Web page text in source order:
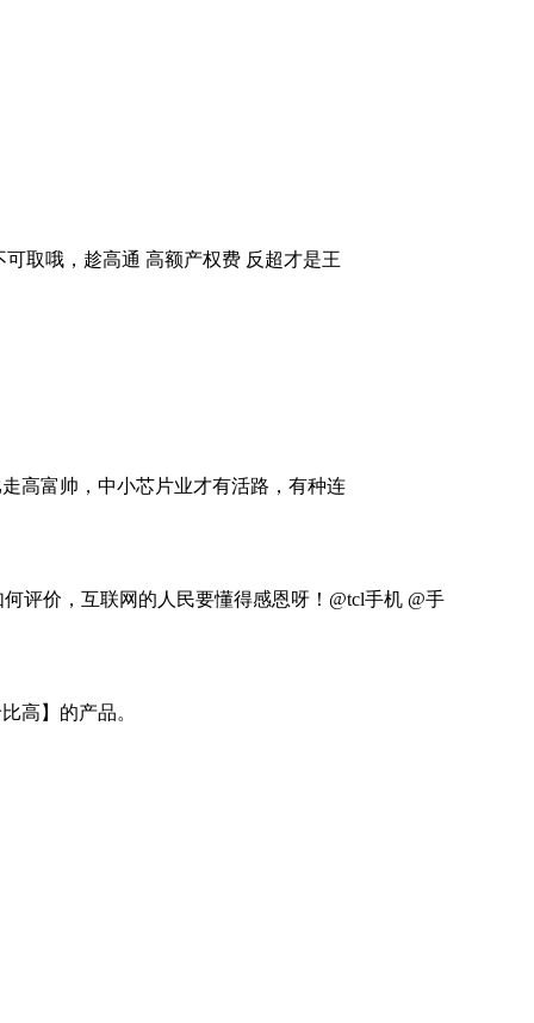
取哦，趁高通 高额产权费 反超才是王
高富帅，中小芯片业才有活路，有种连
评价，互联网的人民要懂得感恩呀！@tcl手机 @手
高】的产品。